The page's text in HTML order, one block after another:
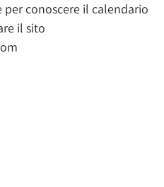
conoscere il calendario
il sito